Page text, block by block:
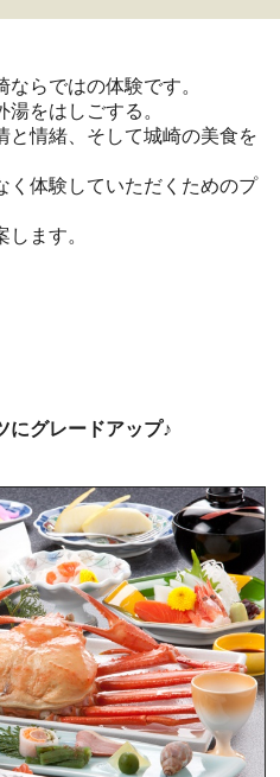
らではの体験です。
をはしごする。
と情緒、そして城崎の美食を
く体験していただくためのプ
ます。
にグレードアップ♪